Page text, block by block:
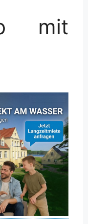
mit